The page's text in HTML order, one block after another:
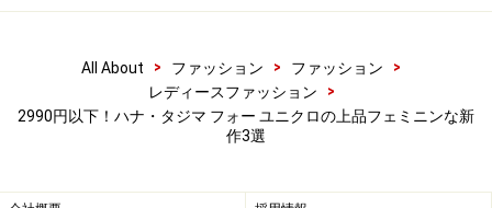
も取りやすく、足元のおしゃれも楽しめます。テーパー
ド型で少しゆったりとしたトップスと合わせるとバラン
スがいいのも、ふんわりしたトップスが好きな大人の女
All About > ファッション > ファッション
>
レディースファッション
>
2990円以下！ハナ・タジマ フォー ユニクロの上品フェミニンな新
作3選